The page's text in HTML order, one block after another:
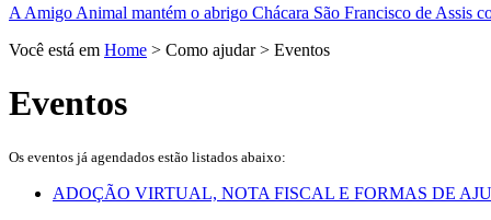
A Amigo Animal mantém o abrigo Chácara São Francisco de Assis
Você está em Home > Como ajudar > Eventos
Eventos
Os eventos já agendados estão listados abaixo:
ADOÇÃO VIRTUAL, NOTA FISCAL E FORMAS DE